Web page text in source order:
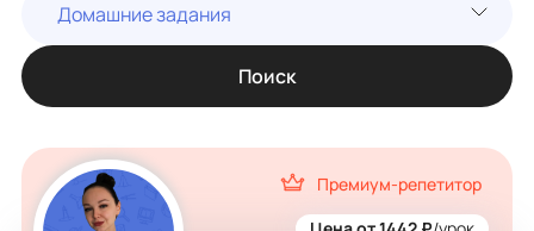
Домашние задания
Поиск
Премиум-репетитор